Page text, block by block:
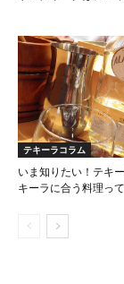
テキーラコラム
いま知りたい！テキ
キーラに合う料理って